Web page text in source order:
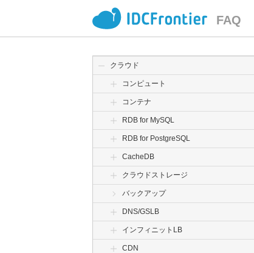
FAQ
クラウド
コンピュート
コンテナ
RDB for MySQL
RDB for PostgreSQL
CacheDB
クラウドストレージ
バックアップ
DNS/GSLB
インフィニットLB
CDN